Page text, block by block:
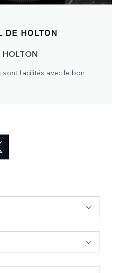
DE HOLTON
HOLTON
sont facilités avec le bon